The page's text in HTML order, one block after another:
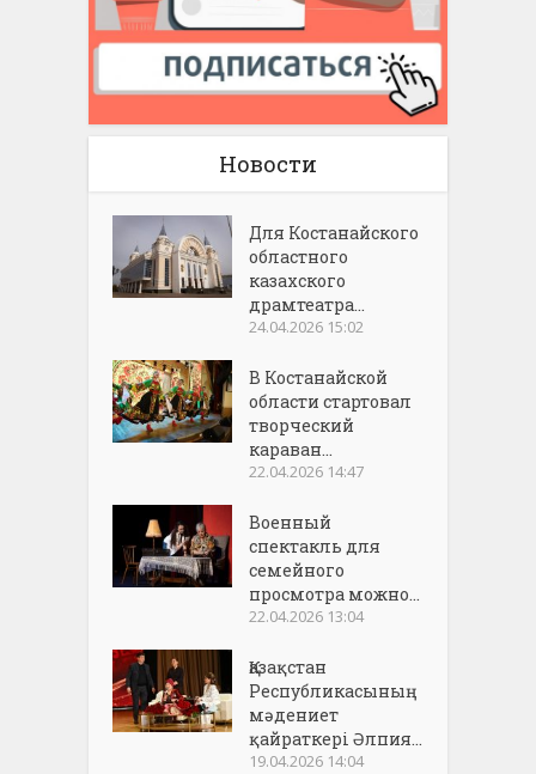
Новости
Для Костанайского
областного
казахского
драмтеатра...
24.04.2026 15:02
В Костанайской
области стартовал
творческий
караван...
22.04.2026 14:47
Военный
спектакль для
семейного
просмотра можно...
22.04.2026 13:04
Қазақстан
Республикасының
мәдениет
қайраткері Әлпия...
19.04.2026 14:04